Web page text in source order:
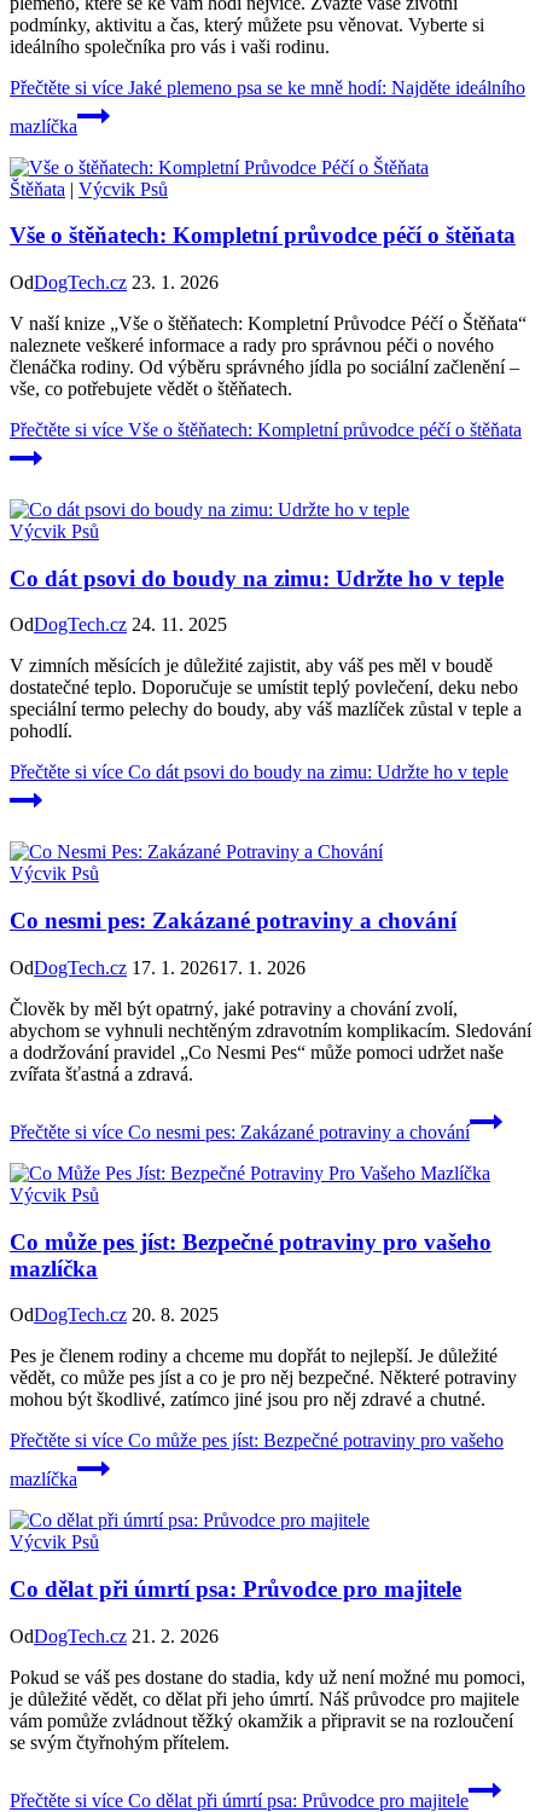
podmínky, aktivitu a čas, který můžete psu věnovat. Vyberte si
ideálního společníka pro vás i vaši rodinu.
Přečtěte si více Jaké plemeno psa se ke mně hodí: Najděte ideálního
mazlíčka
Štěňata | Výcvik Psů
Vše o štěňatech: Kompletní průvodce péčí o štěňata
OdDogTech.cz 23. 1. 2026
V naší knize „Vše o štěňatech: Kompletní Průvodce Péčí o Štěňata“
naleznete veškeré informace a rady pro správnou péči o nového
členáčka rodiny. Od výběru správného jídla po sociální začlenění –
vše, co potřebujete vědět o štěňatech.
Přečtěte si více Vše o štěňatech: Kompletní průvodce péčí o štěňata
Výcvik Psů
Co dát psovi do boudy na zimu: Udržte ho v teple
OdDogTech.cz 24. 11. 2025
V zimních měsících je důležité zajistit, aby váš pes měl v boudě
dostatečné teplo. Doporučuje se umístit teplý povlečení, deku nebo
speciální termo pelechy do boudy, aby váš mazlíček zůstal v teple a
pohodlí.
Přečtěte si více Co dát psovi do boudy na zimu: Udržte ho v teple
Výcvik Psů
Co nesmi pes: Zakázané potraviny a chování
OdDogTech.cz 17. 1. 202617. 1. 2026
Člověk by měl být opatrný, jaké potraviny a chování zvolí,
abychom se vyhnuli nechtěným zdravotním komplikacím. Sledování
a dodržování pravidel „Co Nesmi Pes“ může pomoci udržet naše
zvířata šťastná a zdravá.
Přečtěte si více Co nesmi pes: Zakázané potraviny a chování
Výcvik Psů
Co může pes jíst: Bezpečné potraviny pro vašeho
mazlíčka
OdDogTech.cz 20. 8. 2025
Pes je členem rodiny a chceme mu dopřát to nejlepší. Je důležité
vědět, co může pes jíst a co je pro něj bezpečné. Některé potraviny
mohou být škodlivé, zatímco jiné jsou pro něj zdravé a chutné.
Přečtěte si více Co může pes jíst: Bezpečné potraviny pro vašeho
mazlíčka
Výcvik Psů
Co dělat při úmrtí psa: Průvodce pro majitele
OdDogTech.cz 21. 2. 2026
Pokud se váš pes dostane do stadia, kdy už není možné mu pomoci,
je důležité vědět, co dělat při jeho úmrtí. Náš průvodce pro majitele
vám pomůže zvládnout těžký okamžik a připravit se na rozloučení
se svým čtyřnohým přítelem.
Přečtěte si více Co dělat při úmrtí psa: Průvodce pro majitele